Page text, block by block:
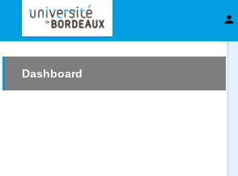
Dashboard